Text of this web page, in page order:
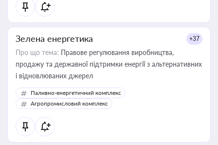
Зелена енергетика +37
Про що тема: Правове регулювання виробництва,
продажу та державної підтримки енергії з альтернативних
і відновлюваних джерел
Паливно-енергетичний комплекс
Агропромисловий комплекс